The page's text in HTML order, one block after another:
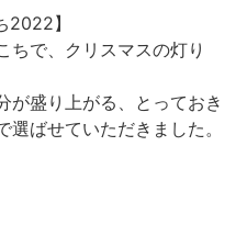
2022】
ちで、クリスマスの灯り
が盛り上がる、とっておき
ばせていただきました。